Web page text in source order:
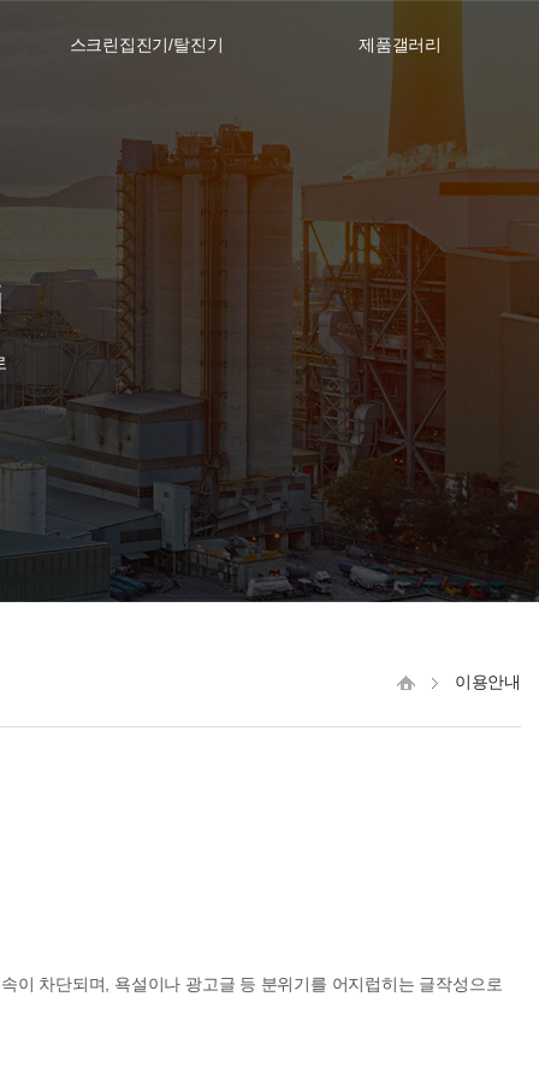
스크린집진기/탈진기 제품갤러리
이용안내
이 차단되며, 욕설이나 광고글 등 분위기를 어지럽히는 글작성으로